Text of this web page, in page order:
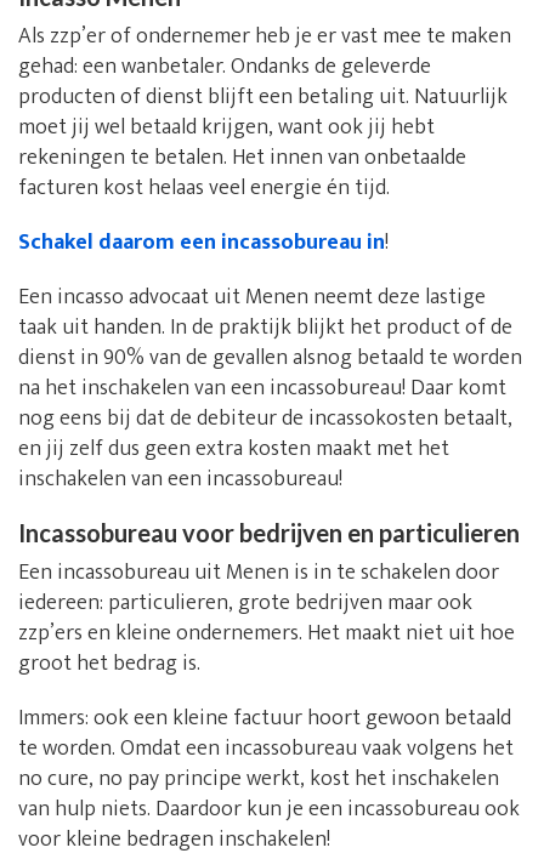
Als zzp’er of ondernemer heb je er vast mee te maken
gehad: een wanbetaler. Ondanks de geleverde
producten of dienst blijft een betaling uit. Natuurlijk
moet jij wel betaald krijgen, want ook jij hebt
rekeningen te betalen. Het innen van onbetaalde
facturen kost helaas veel energie én tijd.
Schakel daarom een incassobureau in!
Een incasso advocaat uit Menen neemt deze lastige
taak uit handen. In de praktijk blijkt het product of de
dienst in 90% van de gevallen alsnog betaald te worden
na het inschakelen van een incassobureau! Daar komt
nog eens bij dat de debiteur de incassokosten betaalt,
en jij zelf dus geen extra kosten maakt met het
inschakelen van een incassobureau!
Incassobureau voor bedrijven en particulieren
Een incassobureau uit Menen is in te schakelen door
iedereen: particulieren, grote bedrijven maar ook
zzp’ers en kleine ondernemers. Het maakt niet uit hoe
groot het bedrag is.
Immers: ook een kleine factuur hoort gewoon betaald
te worden. Omdat een incassobureau vaak volgens het
no cure, no pay principe werkt, kost het inschakelen
van hulp niets. Daardoor kun je een incassobureau ook
voor kleine bedragen inschakelen!